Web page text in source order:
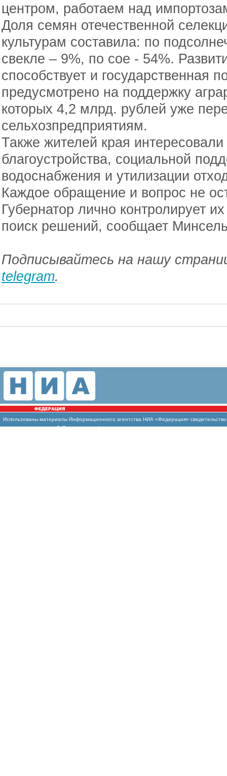
центром, работаем над
Доля семян отечественной
культурам составила: по
свекле – 9%, по сое - 54%.
способствует и государственная
предусмотрено на поддержку
которых 4,2 млрд. рублей уже
сельхозпредприятиям.
Также жителей края
благоустройства, социальной
водоснабжения и утилизации
Каждое обращение и вопрос не
Губернатор лично контролирует
поиск решений, сообщает
Подписывайтесь на нашу
telegram.
Использованы материалы Информационного агентства НИА «Федерация»
массовых коммуникаций (Роскомнадзор)